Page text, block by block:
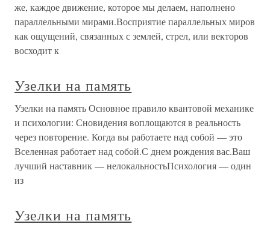
же, каждое движение, которое мы делаем, наполнено
параллельными мирами.Восприятие параллельных миров
как ощущений, связанных с землей, стрел, или векторов
восходит к
Узелки на память
Узелки на память Основное правило квантовой механике
и психологии: Сновидения воплощаются в реальность
через повторение. Когда вы работаете над собой — это
Вселенная работает над собой.С днем рождения вас.Ваш
лучший наставник — нелокальностьПсихология — один
из
Узелки на память